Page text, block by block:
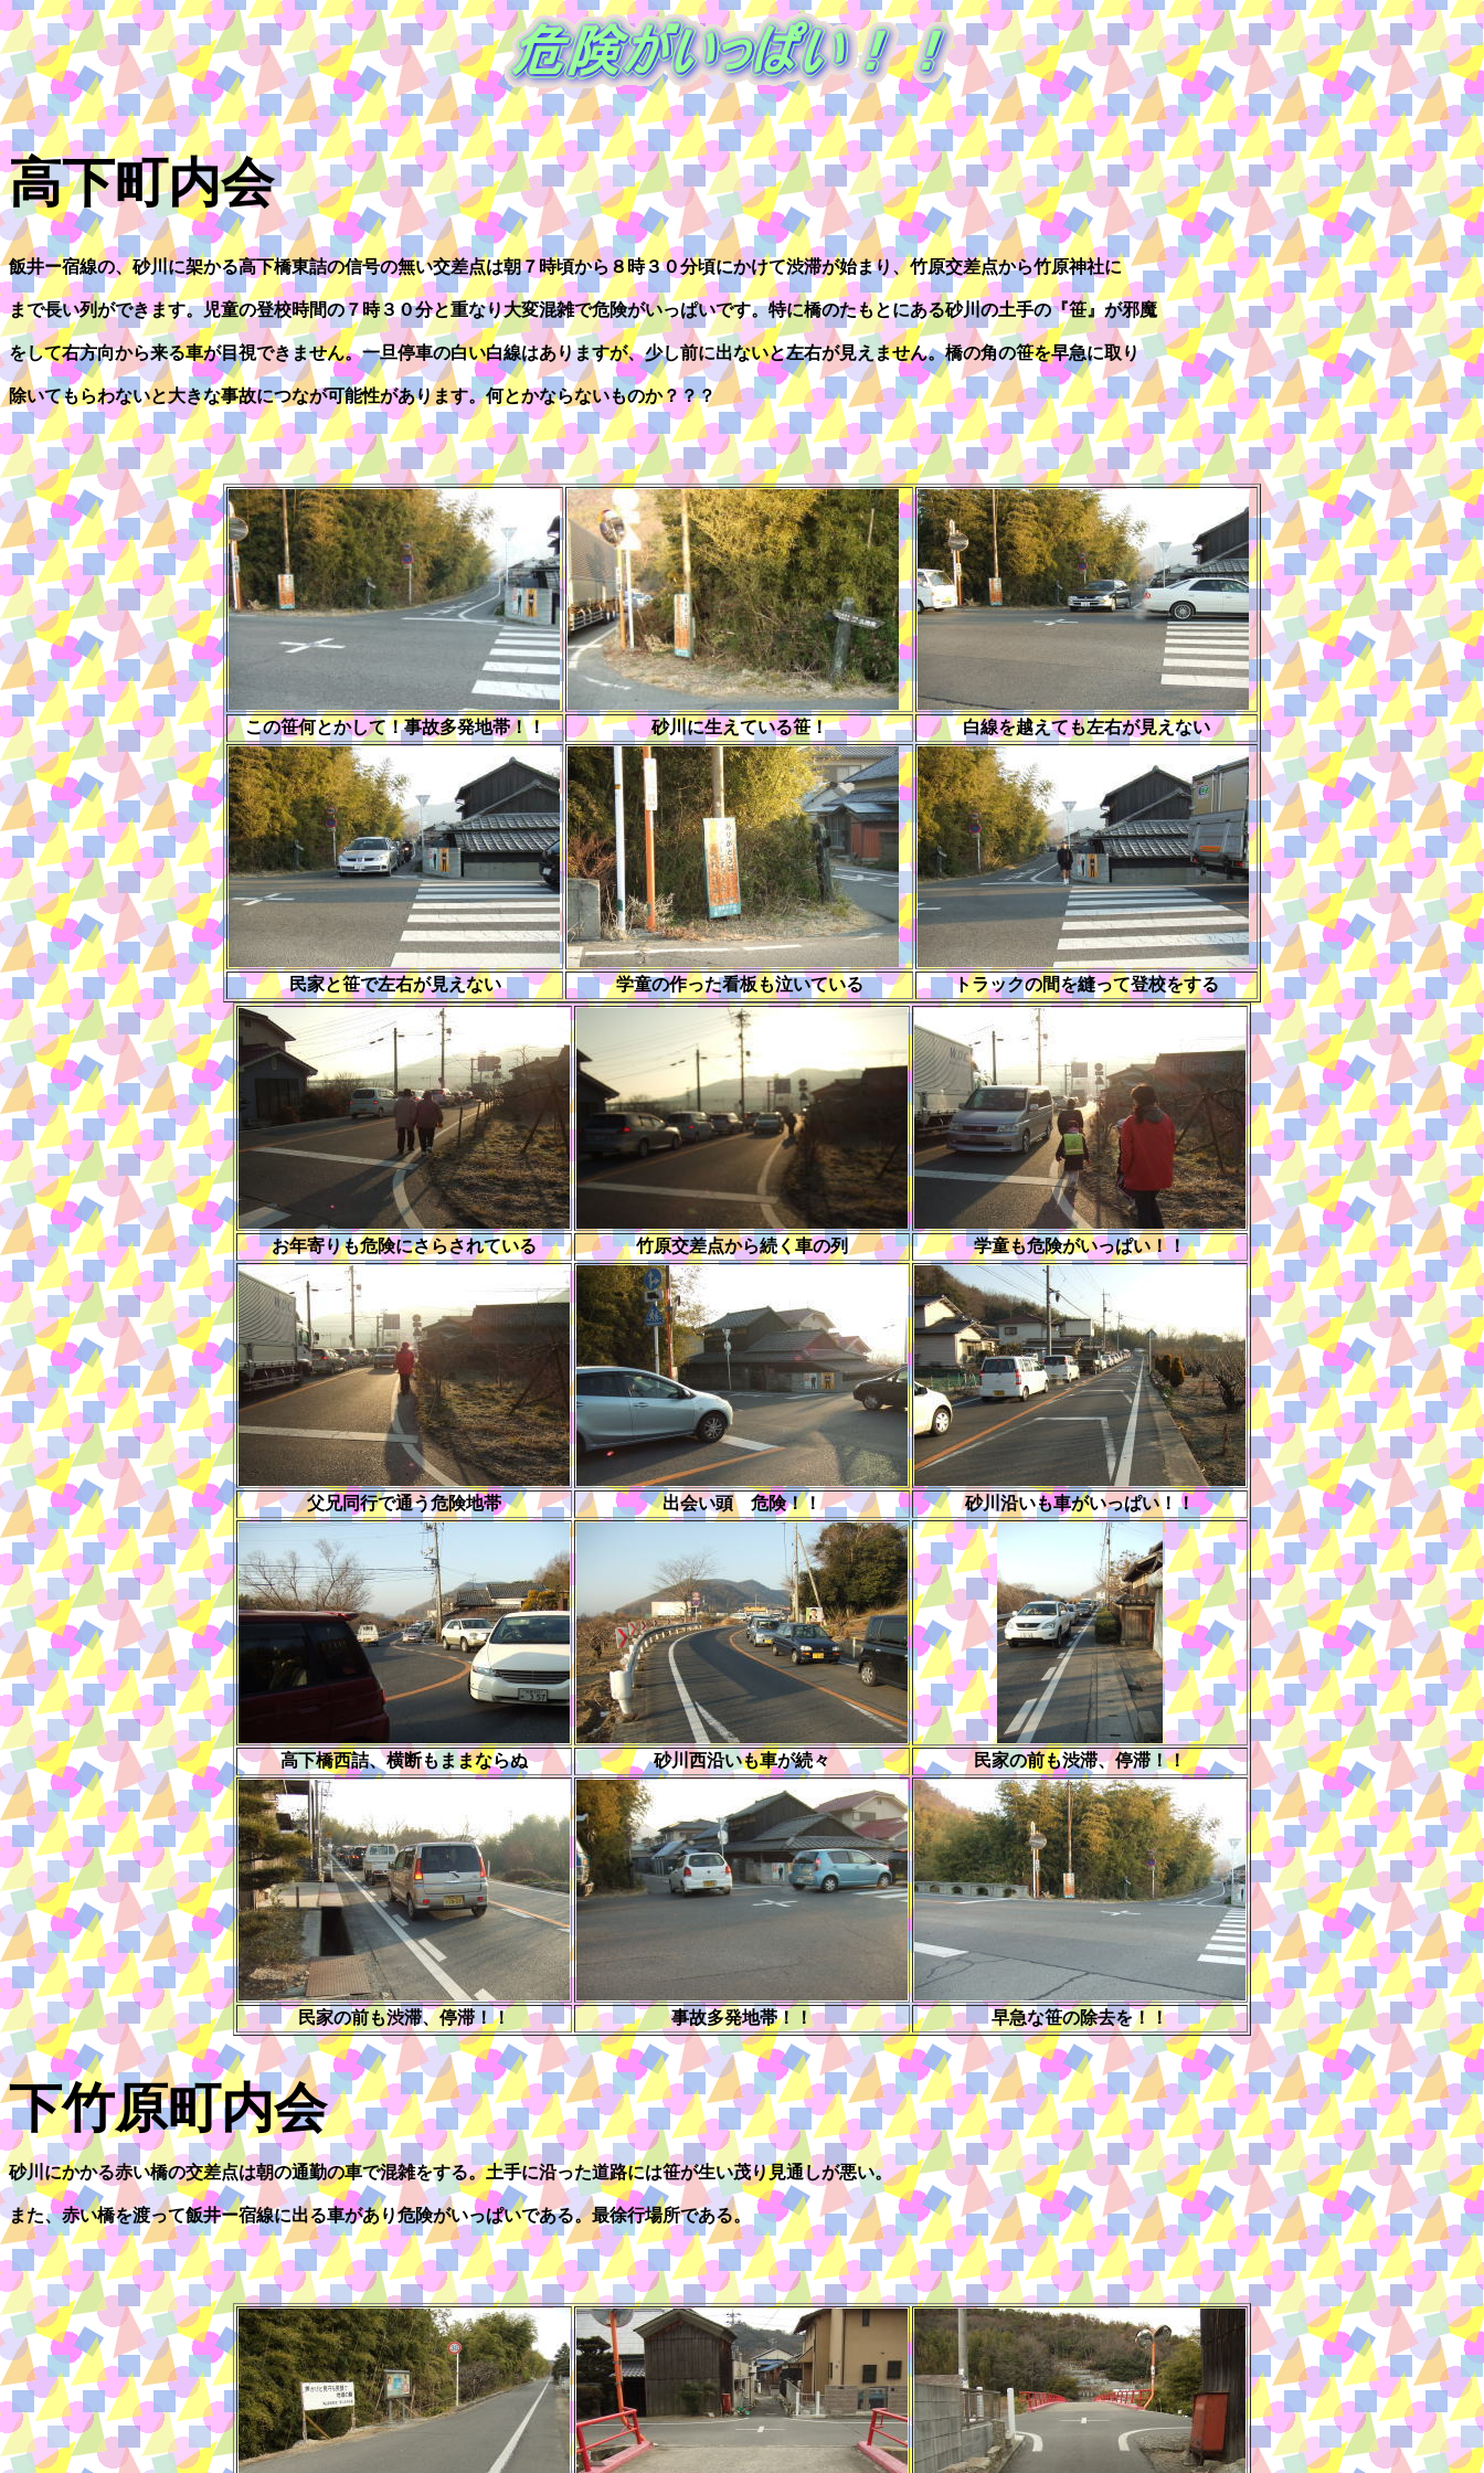
高下町内会
飯井ー宿線の、砂川に架かる高下橋東詰の信号の無い交差点は朝７時頃から８時３０分頃にかけて渋滞が始まり、竹原交差点から竹原神社に
まで長い列ができます。児童の登校時間の７時３０分と重なり大変混雑で危険がいっぱいです。特に橋のたもとにある砂川の土手の『笹』が邪魔
をして右方向から来る車が目視できません。一旦停車の白い白線はありますが、少し前に出ないと左右が見えません。橋の角の笹を早急に取り
除いてもらわないと大きな事故につなが可能性があります。何とかならないものか？？？
この笹何とかして！事故多発地帯！！ 砂川に生えている笹！ 白線を越えても左右が見えない
民家と笹で左右が見えない 学童の作った看板も泣いている トラックの間を縫って登校をする
お年寄りも危険にさらされている 竹原交差点から続く車の列 学童も危険がいっぱい！！
父兄同行で通う危険地帯 出会い頭 危険！！ 砂川沿いも車がいっぱい！！
高下橋西詰、横断もままならぬ 砂川西沿いも車が続々 民家の前も渋滞、停滞！！
民家の前も渋滞、停滞！！ 事故多発地帯！！ 早急な笹の除去を！！
下竹原町内会
砂川にかかる赤い橋の交差点は朝の通勤の車で混雑をする。土手に沿った道路には笹が生い茂り見通しが悪い。
また、赤い橋を渡って飯井ー宿線に出る車があり危険がいっぱいである。最徐行場所である。